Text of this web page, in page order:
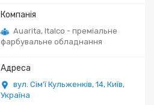
Auarita, Italco - преміальне
фарбувальне обладнання
вул. Сім'ї Кульженків, 14, Київ,
Україна